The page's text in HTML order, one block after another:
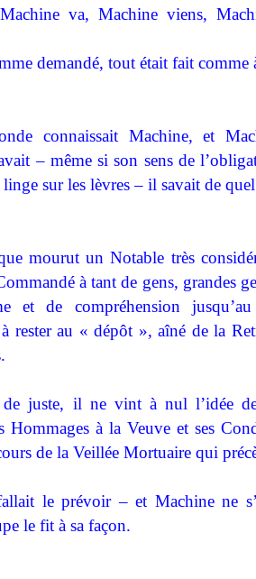
va, Machine viens,
demandé, tout était fait comme
connaissait Machine, et
– même si son sens de
linge sur les lèvres – il savait de
mourut un Notable très
à tant de gens, grandes
et de compréhension
rester au « dépôt », aîné de la
de juste, il ne vint à nul l’idée
Hommages à la Veuve et ses
de la Veillée Mortuaire qui
le prévoir – et Machine ne
le fit à sa façon.